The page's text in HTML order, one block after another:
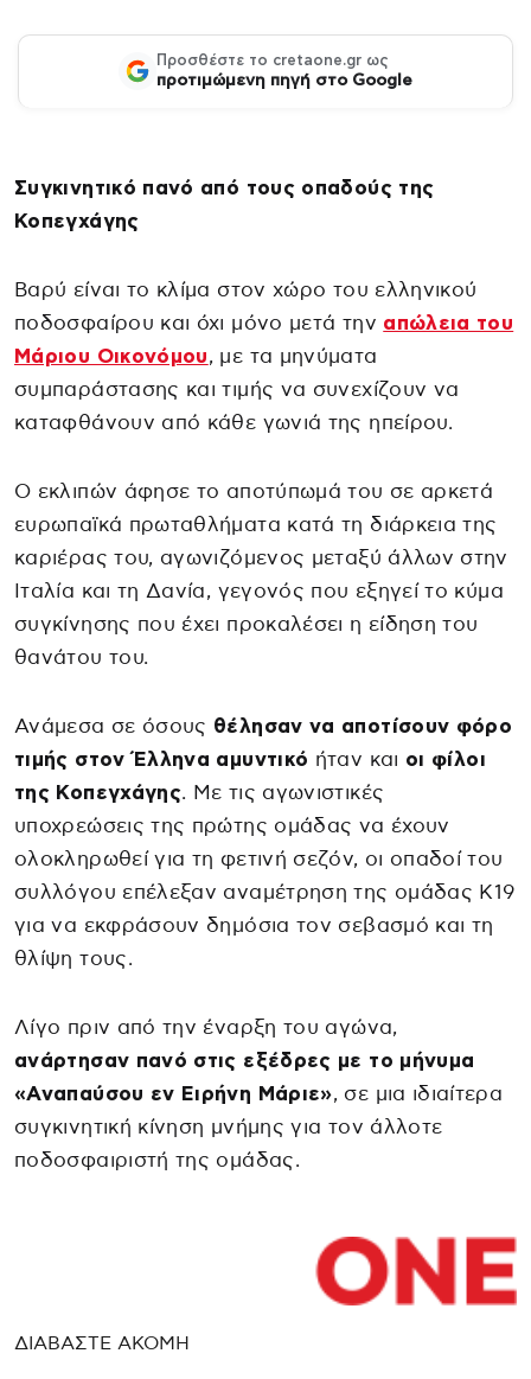
Προσθέστε το cretaone.gr ως
προτιμώμενη πηγή στο Google
Συγκινητικό πανό από τους οπαδούς της
Κοπεγχάγης
Βαρύ είναι το κλίμα στον χώρο του ελληνικού
ποδοσφαίρου και όχι μόνο μετά την απώλεια του
Μάριου Οικονόμου, με τα μηνύματα
συμπαράστασης και τιμής να συνεχίζουν να
καταφθάνουν από κάθε γωνιά της ηπείρου.
Ο εκλιπών άφησε το αποτύπωμά του σε αρκετά
ευρωπαϊκά πρωταθλήματα κατά τη διάρκεια της
καριέρας του, αγωνιζόμενος μεταξύ άλλων στην
Ιταλία και τη Δανία, γεγονός που εξηγεί το κύμα
συγκίνησης που έχει προκαλέσει η είδηση του
θανάτου του.
Ανάμεσα σε όσους θέλησαν να αποτίσουν φόρο
τιμής στον Έλληνα αμυντικό ήταν και οι φίλοι
της Κοπεγχάγης. Με τις αγωνιστικές
υποχρεώσεις της πρώτης ομάδας να έχουν
ολοκληρωθεί για τη φετινή σεζόν, οι οπαδοί του
συλλόγου επέλεξαν αναμέτρηση της ομάδας Κ19
για να εκφράσουν δημόσια τον σεβασμό και τη
θλίψη τους.
Λίγο πριν από την έναρξη του αγώνα,
ανάρτησαν πανό στις εξέδρες με το μήνυμα
«Αναπαύσου εν Ειρήνη Μάριε», σε μια ιδιαίτερα
συγκινητική κίνηση μνήμης για τον άλλοτε
ποδοσφαιριστή της ομάδας.
ΔΙΑΒΑΣΤΕ ΑΚΟΜΗ